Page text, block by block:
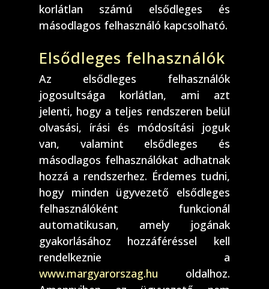
korlátlan számú elsődleges és
másodlagos felhasználó kapcsolható.
Elsődleges felhasználók
Az elsődleges felhasználók
jogosultsága korlátlan, ami azt
jelenti, hogy a teljes rendszeren belül
olvasási, írási és módosítási joguk
van, valamint elsődleges és
másodlagos felhasználókat adhatnak
hozzá a rendszerhez. Érdemes tudni,
hogy minden ügyvezető elsődleges
felhasználóként funkcionál
automatikusan, amely jogának
gyakorlásához hozzáféréssel kell
rendelkeznie a
www.margyarorszag.hu oldalhoz.